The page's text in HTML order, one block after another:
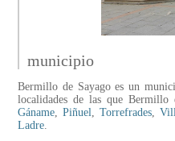
municipio
Bermillo de Sayago es un
localidades de las que Bermillo
Gáname,Piñuel,Torrefrades,
Ladre.